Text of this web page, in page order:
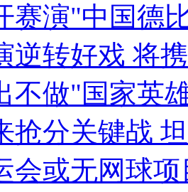
痛下狠手拳打脚踢
生回应
治霸凌主义
赛演"中国德
逆转好戏 将
不做"国家英
抢分关键战
会或无网球